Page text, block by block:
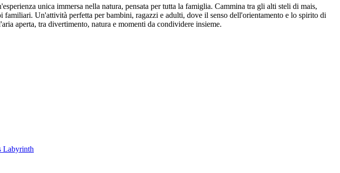
unica immersa nella natura, pensata per tutta la famiglia. Cammina tra gli alti steli di mais,
Un'attività perfetta per bambini, ragazzi e adulti, dove il senso dell'orientamento e lo spirito di
aperta, tra divertimento, natura e momenti da condividere insieme.